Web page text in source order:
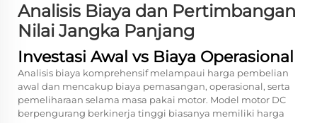
Analisis Biaya dan Pertimbangan
Nilai Jangka Panjang
Investasi Awal vs Biaya Operasional
Analisis biaya komprehensif melampaui harga pembelian
awal dan mencakup biaya pemasangan, operasional, serta
pemeliharaan selama masa pakai motor. Model motor DC
berpengurang berkinerja tinggi biasanya memiliki harga